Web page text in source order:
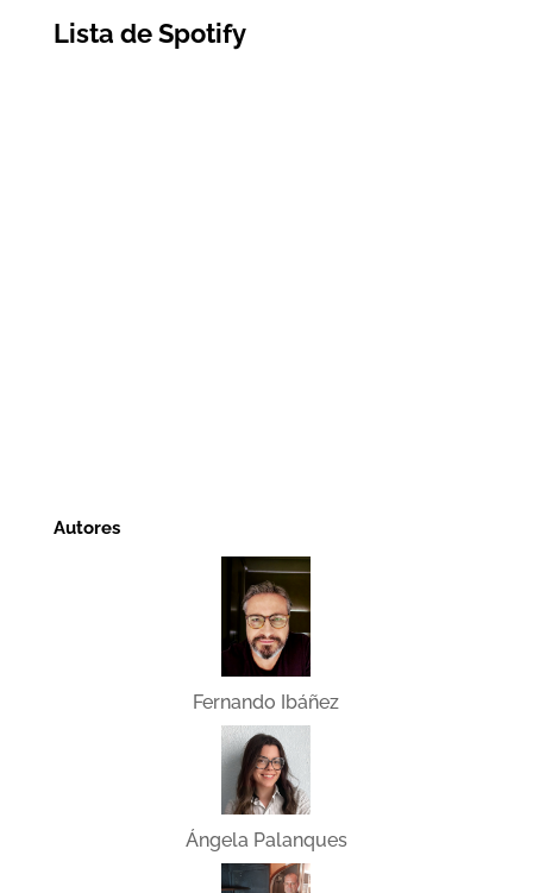
Lista de Spotify
Autores
Fernando Ibáñez
Ángela Palanques